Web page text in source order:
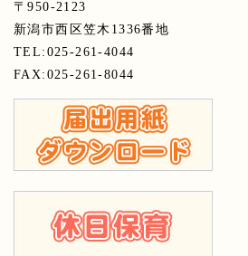
〒950-2123
新潟市西区笠木1336番地
TEL:025-261-4044
FAX:025-261-8044